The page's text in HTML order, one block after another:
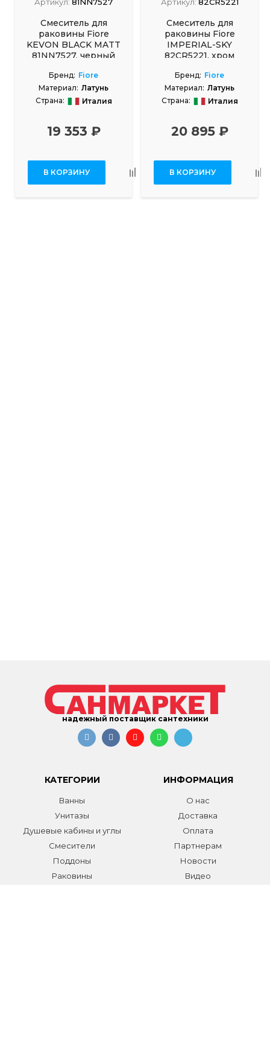
Смеситель для
раковины Fiore
KEVON BLACK MATT
81NN7527, черный
Бренд: Fiore
Материал: Латунь
Страна:
Италия
19 353 ₽
В КОРЗИНУ
Смеситель для
раковины Fiore
IMPERIAL-SKY
82CR5221, хром
Бренд: Fiore
Материал: Латунь
Страна:
Италия
20 895 ₽
В КОРЗИНУ
надежный поставщик сантехники
КАТЕГОРИИ
Ванны
Унитазы
Душевые кабины и углы
Смесители
Поддоны
Раковины
ИНФОРМАЦИЯ
О нас
Доставка
Оплата
Партнерам
Новости
Видео